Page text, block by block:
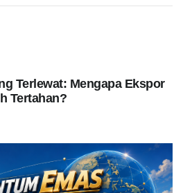
Terlewat: Mengapa Ekspor
Tertahan?